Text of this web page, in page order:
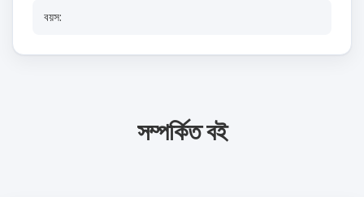
বয়স:
সম্পর্কিত বই